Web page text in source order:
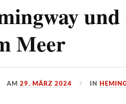
und
Meer
AM29. MÄRZ 2024 IN